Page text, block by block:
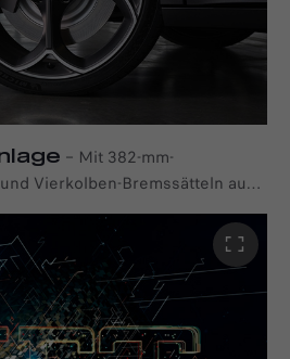
unter Beweis.
WLTP*: Energieverbrauch
0g/km; CO
– Mit 382-mm-
Vierkolben-Bremssätteln aus
Junior Elettrica Veloce als
ausgestattet. Im Dynamic-
fein abgestimmt für
sorgt für ein sportliches und
das die aufregende
perfekt ergänzt.